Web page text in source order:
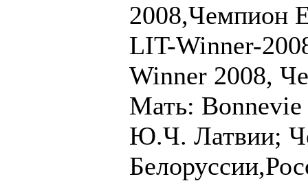
2008,Чемпион
LIT-Winner-
Winner 2008,
Мать:
Ю.Ч. Латвии;